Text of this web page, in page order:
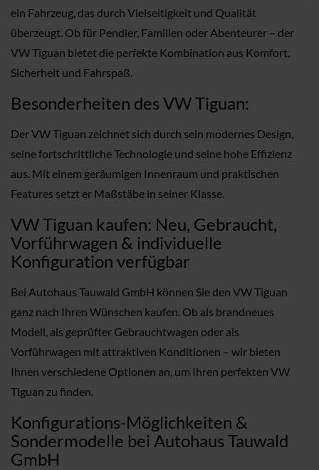
ein Fahrzeug, das durch Vielseitigkeit und Qualität
überzeugt. Ob für Pendler, Familien oder Abenteurer – der
VW Tiguan bietet die perfekte Kombination aus Komfort,
Sicherheit und Fahrspaß.
Besonderheiten des VW Tiguan:
Der VW Tiguan zeichnet sich durch sein modernes Design,
seine fortschrittliche Technologie und seine hohe Effizienz
aus. Mit einem geräumigen Innenraum und praktischen
Features setzt er Maßstäbe in seiner Klasse.
VW Tiguan kaufen: Neu, Gebraucht,
Vorführwagen & individuelle
Konfiguration verfügbar
Bei Autohaus Tauwald GmbH können Sie den VW Tiguan
ganz nach Ihren Wünschen kaufen. Ob als brandneues
Modell, als geprüfter Gebrauchtwagen oder als
Vorführwagen mit attraktiven Konditionen – wir bieten
Ihnen verschiedene Optionen an, um Ihren perfekten VW
Tiguan zu finden.
Konfigurations-Möglichkeiten &
Sondermodelle bei Autohaus Tauwald
GmbH